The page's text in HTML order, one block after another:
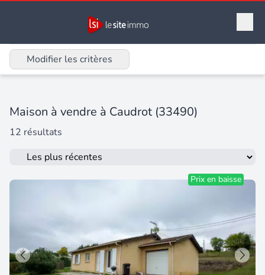
Modifier les critères
Maison à vendre à Caudrot (33490)
12 résultats
Prix en baisse